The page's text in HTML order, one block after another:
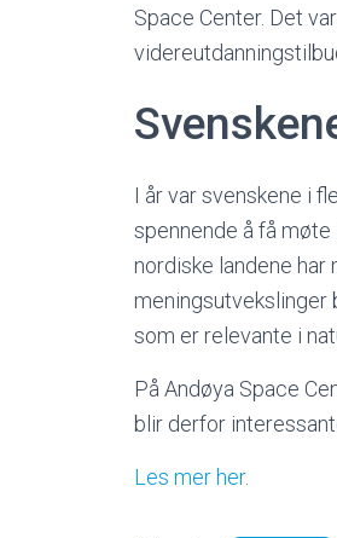
Space Center. Det
I år var svenskene i
spennende å få
nordiske landene har
meningsutvekslinger
som er relevante i
På Andøya Space
blir derfor
Les mer her.